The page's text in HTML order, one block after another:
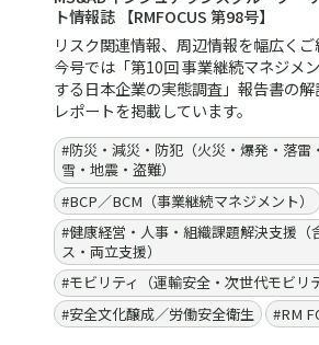
「重大火災危険性判定規則」を踏まえ
ント【中国風険消息<中国関連リスク
年7月）】
今回新たに改訂された「重大火災危険
企業に対して、より高いレベルの消防
います。本稿では、新規則の構成や内
の対応ポイントや留意事項を整理しま